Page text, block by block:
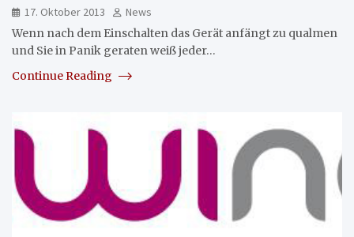
17. Oktober 2013
News
Wenn nach dem Einschalten das Gerät anfängt zu qualmen
und Sie in Panik geraten weiß jeder…
Continue Reading